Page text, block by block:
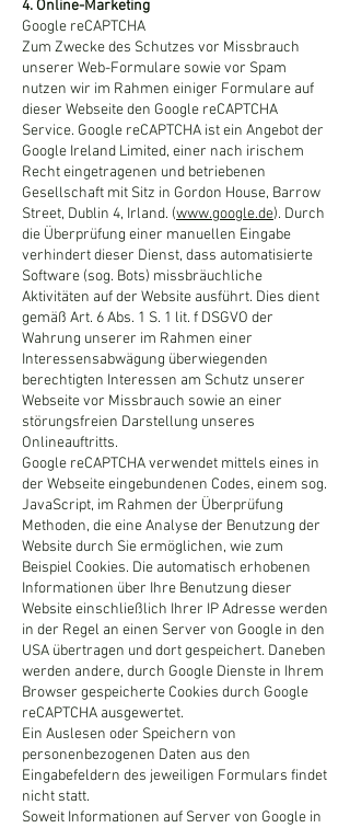
4. Online-Marketing
Google reCAPTCHA
Zum Zwecke des Schutzes vor Missbrauch
unserer Web-Formulare sowie vor Spam
nutzen wir im Rahmen einiger Formulare auf
dieser Webseite den Google reCAPTCHA
Service. Google reCAPTCHA ist ein Angebot der
Google Ireland Limited, einer nach irischem
Recht eingetragenen und betriebenen
Gesellschaft mit Sitz in Gordon House, Barrow
Street, Dublin 4, Irland. (www.google.de). Durch
die Überprüfung einer manuellen Eingabe
verhindert dieser Dienst, dass automatisierte
Software (sog. Bots) missbräuchliche
Aktivitäten auf der Website ausführt. Dies dient
gemäß Art. 6 Abs. 1 S. 1 lit. f DSGVO der
Wahrung unserer im Rahmen einer
Interessensabwägung überwiegenden
berechtigten Interessen am Schutz unserer
Webseite vor Missbrauch sowie an einer
störungsfreien Darstellung unseres
Onlineauftritts.
Google reCAPTCHA verwendet mittels eines in
der Webseite eingebundenen Codes, einem sog.
JavaScript, im Rahmen der Überprüfung
Methoden, die eine Analyse der Benutzung der
Website durch Sie ermöglichen, wie zum
Beispiel Cookies. Die automatisch erhobenen
Informationen über Ihre Benutzung dieser
Website einschließlich Ihrer IP Adresse werden
in der Regel an einen Server von Google in den
USA übertragen und dort gespeichert. Daneben
werden andere, durch Google Dienste in Ihrem
Browser gespeicherte Cookies durch Google
reCAPTCHA ausgewertet.
Ein Auslesen oder Speichern von
personenbezogenen Daten aus den
Eingabefeldern des jeweiligen Formulars findet
nicht statt.
Soweit Informationen auf Server von Google in